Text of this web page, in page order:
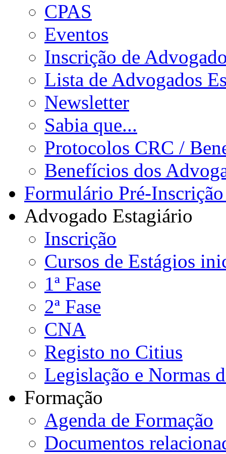
CPAS
Eventos
Inscrição de
Lista de Advogados
Newsletter
Sabia que...
Protocolos CRC /
Benefícios dos
Formulário Pré-
Advogado Estagiário
Inscrição
Cursos de Estágios
1ª Fase
2ª Fase
CNA
Registo no Citius
Legislação e Normas
Formação
Agenda de Formação
Documentos